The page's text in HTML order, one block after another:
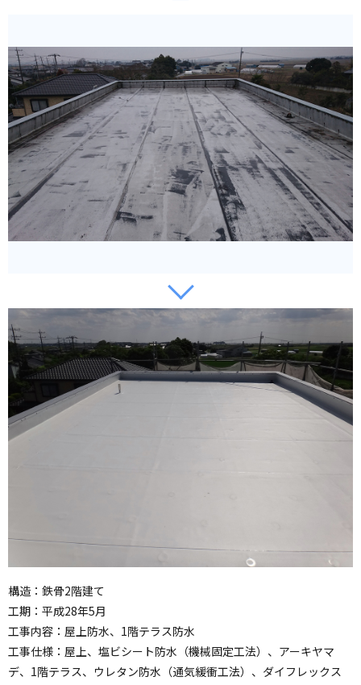
構造：鉄骨2階建て
工期：平成28年5月
工事内容：屋上防水、1階テラス防水
工事仕様：屋上、塩ビシート防水（機械固定工法）、アーキヤマ
デ、1階テラス、ウレタン防水（通気緩衝工法）、ダイフレックス